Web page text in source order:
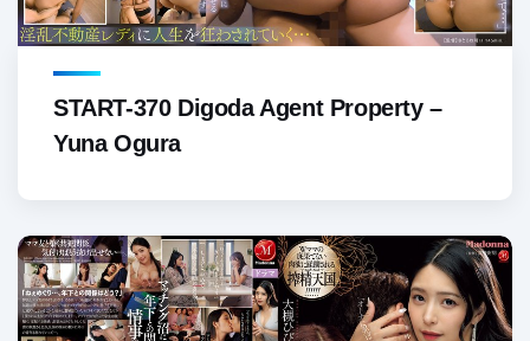
START-370 Digoda Agent Property –
Yuna Ogura